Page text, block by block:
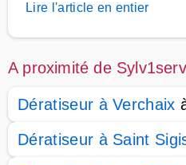
Lire l'article en entier
A proximité de
Dératiseur à Verchaix
Dératiseur à Saint